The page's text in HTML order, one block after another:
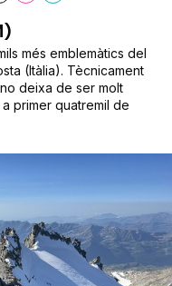
més emblemàtics del
(Itàlia). Tècnicament
deixa de ser molt
primer quatremil de